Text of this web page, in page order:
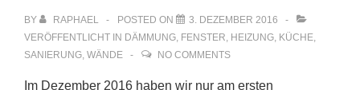
BY RAPHAEL POSTED ON
3. DEZEMBER 2016
VERÖFFENTLICHT IN DÄMMUNG, FENSTER, HEIZUNG, KÜCHE,
SANIERUNG, WÄNDE NO COMMENTS
Im Dezember 2016 haben wir nur am ersten